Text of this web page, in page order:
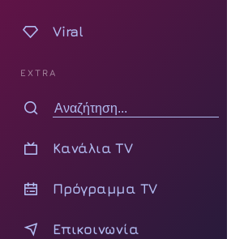
Viral
EXTRA
Κανάλια TV
Πρόγραμμα TV
Επικοινωνία